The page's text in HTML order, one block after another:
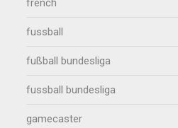
french
fussball
fußball bundesliga
fussball bundesliga
gamecaster